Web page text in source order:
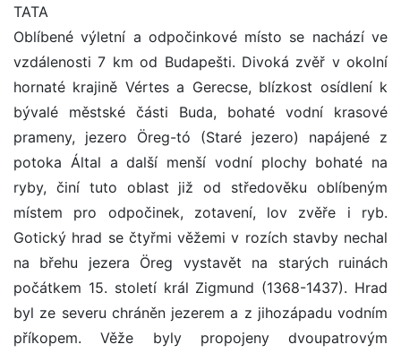
TATA
Oblíbené výletní a odpočinkové místo se nachází ve
vzdálenosti 7 km od Budapešti. Divoká zvěř v okolní
hornaté krajině Vértes a Gerecse, blízkost osídlení k
bývalé městské části Buda, bohaté vodní krasové
prameny, jezero Öreg-tó (Staré jezero) napájené z
potoka Által a další menší vodní plochy bohaté na
ryby, činí tuto oblast již od středověku oblíbeným
místem pro odpočinek, zotavení, lov zvěře i ryb.
Gotický hrad se čtyřmi věžemi v rozích stavby nechal
na břehu jezera Öreg vystavět na starých ruinách
počátkem 15. století král Zigmund (1368-1437). Hrad
byl ze severu chráněn jezerem a z jihozápadu vodním
příkopem. Věže byly propojeny dvoupatrovým